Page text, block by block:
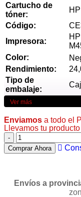
Cartucho de
tóner:
Código:
Impresora:
Color:
Rendimiento:
Tipo de
embalaje:
Ver más
Enviamos a todo el
Llevamos tu
Comprar Ahora
Envíos a